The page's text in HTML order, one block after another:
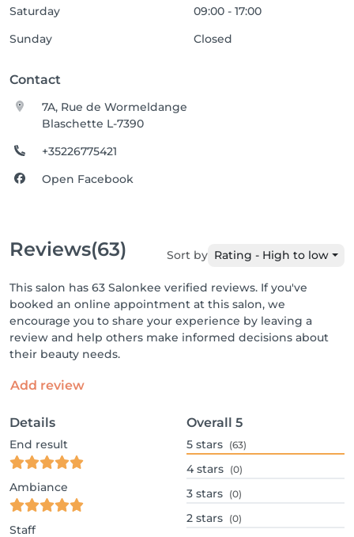
Saturday
09:00 - 17:00
Sunday
Closed
Contact
7A, Rue de Wormeldange
Blaschette L-7390
+35226775421
Open Facebook
Reviews(63) Sort by Rating - High to low
This salon has 63 Salonkee verified reviews. If you've
booked an online appointment at this salon, we
encourage you to share your experience by leaving a
review and help others make informed decisions about
their beauty needs.
Add review
Details
End result
Ambiance
Staff
Overall 5
5 stars (63)
4 stars (0)
3 stars (0)
2 stars (0)